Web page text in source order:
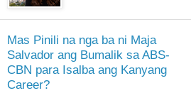
Mas Pinili na nga ba ni Maja
Salvador ang Bumalik sa ABS-
CBN para Isalba ang Kanyang
Career?